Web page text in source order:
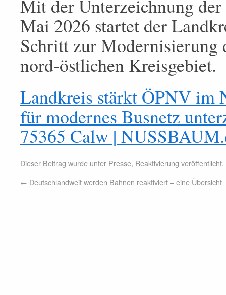
Mit der Unterzeichnung
Mai 2026 startet der
Schritt zur Modernisierung
nord-östlichen Kreisgebiet.
Landkreis stärkt ÖPNV im
für modernes Busnetz
75365 Calw |
Dieser Beitrag wurde unter Presse, Reaktivierung
← Deutschlandweit werden Bahnen reaktiviert – eine Übersicht